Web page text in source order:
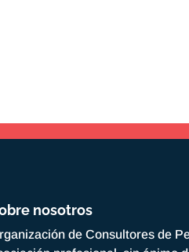
nosotros
de Consultores de